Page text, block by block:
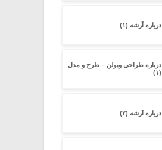
درباره آرشه (۱)
درباره طراحی ویولن – طرح و مدل
(۱)
درباره آرشه (۲)